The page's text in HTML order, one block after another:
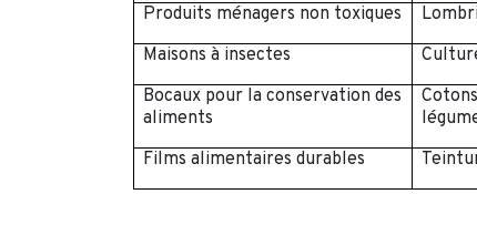
Produits ménagers non toxiques
Maisons à insectes
Bocaux pour la conservation des
aliments
Films alimentaires durables